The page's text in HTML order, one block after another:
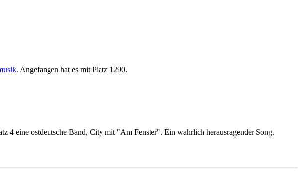
. Angefangen hat es mit Platz 1290.
4 eine ostdeutsche Band, City mit "Am Fenster". Ein wahrlich herausragender Song.